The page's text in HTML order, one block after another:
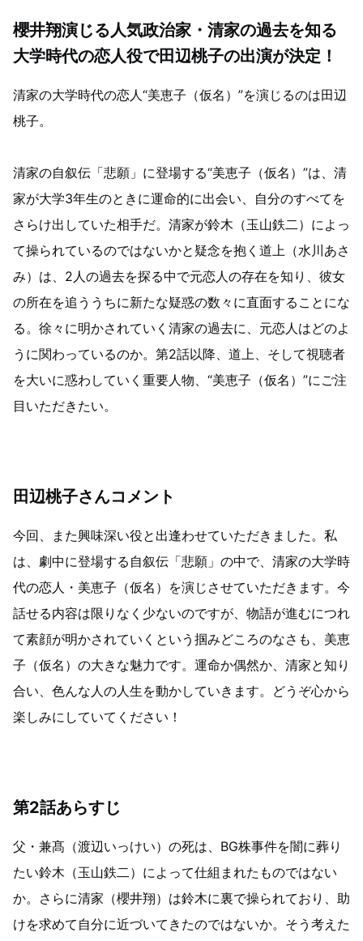
櫻井翔演じる人気政治家・清家の過去を知る
大学時代の恋人役で田辺桃子の出演が決定！
清家の大学時代の恋人“美恵子（仮名）”を演じるのは田辺
桃子。
清家の自叙伝「悲願」に登場する“美恵子（仮名）”は、清
家が大学3年生のときに運命的に出会い、自分のすべてを
さらけ出していた相手だ。清家が鈴木（玉山鉄二）によっ
て操られているのではないかと疑念を抱く道上（水川あさ
み）は、2人の過去を探る中で元恋人の存在を知り、彼女
の所在を追ううちに新たな疑惑の数々に直面することにな
る。徐々に明かされていく清家の過去に、元恋人はどのよ
うに関わっているのか。第2話以降、道上、そして視聴者
を大いに惑わしていく重要人物、“美恵子（仮名）”にご注
目いただきたい。
田辺桃子さんコメント
今回、また興味深い役と出逢わせていただきました。私
は、劇中に登場する自叙伝「悲願」の中で、清家の大学時
代の恋人・美恵子（仮名）を演じさせていただきます。今
話せる内容は限りなく少ないのですが、物語が進むにつれ
て素顔が明かされていくという掴みどころのなさも、美恵
子（仮名）の大きな魅力です。運命か偶然か、清家と知り
合い、色んな人の人生を動かしていきます。どうぞ心から
楽しみにしていてください！
第2話あらすじ
父・兼髙（渡辺いっけい）の死は、BG株事件を闇に葬り
たい鈴木（玉山鉄二）によって仕組まれたものではない
か。さらに清家（櫻井翔）は鈴木に裏で操られており、助
けを求めて自分に近づいてきたのではないか。そう考えた